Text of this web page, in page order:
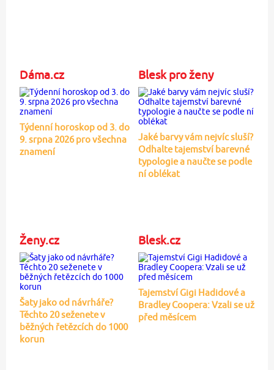
Dáma.cz
Týdenní horoskop od 3. do
9. srpna 2026 pro všechna
znamení
Blesk pro ženy
Jaké barvy vám nejvíc sluší?
Odhalte tajemství barevné
typologie a naučte se podle
ní oblékat
Ženy.cz
Šaty jako od návrháře?
Těchto 20 seženete v
běžných řetězcích do 1000
korun
Blesk.cz
Tajemství Gigi Hadidové a
Bradley Coopera: Vzali se už
před měsícem